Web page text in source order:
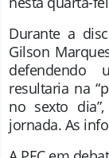
Durante a
Gilson
defendendo
resultaria na
no sexto
jornada. As